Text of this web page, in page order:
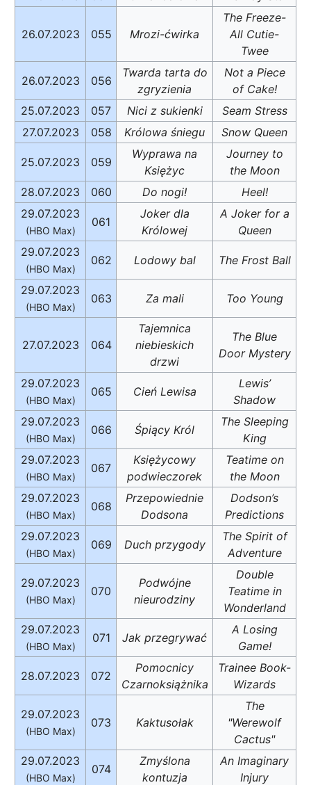
26.07.2023 055 Mrozi-ćwirka
The Freeze-
All Cutie-
Twee
26.07.2023 056
Twarda tarta do
zgryzienia
Not a Piece
of Cake!
25.07.2023
057 Nici z sukienki
Seam Stress
27.07.2023
058 Królowa śniegu Snow Queen
25.07.2023 059
Wyprawa na
Księżyc
Journey to
the Moon
28.07.2023
060 Do nogi!
Heel!
29.07.2023
(HBO Max)
061
Joker dla
Królowej
A Joker for a
Queen
29.07.2023
(HBO Max)
062 Lodowy bal The Frost Ball
29.07.2023
(HBO Max)
063 Za mali Too Young
27.07.2023 064
Tajemnica
niebieskich
drzwi
The Blue
Door Mystery
29.07.2023
(HBO Max)
065 Cień Lewisa
Lewis’
Shadow
29.07.2023
(HBO Max)
066 Śpiący Król
The Sleeping
King
29.07.2023
(HBO Max)
067
Księżycowy
podwieczorek
Teatime on
the Moon
29.07.2023
(HBO Max)
068
Przepowiednie
Dodsona
Dodson’s
Predictions
29.07.2023
(HBO Max)
069 Duch przygody
The Spirit of
Adventure
29.07.2023
(HBO Max)
070
Podwójne
nieurodziny
Double
Teatime in
Wonderland
29.07.2023
(HBO Max)
071 Jak przegrywać
A Losing
Game!
28.07.2023 072
Pomocnicy
Czarnoksiążnika
Trainee Book-
Wizards
29.07.2023
(HBO Max)
073 Kaktusołak
The
"Werewolf
Cactus"
29.07.2023
(HBO Max)
074
Zmyślona
kontuzja
An Imaginary
Injury